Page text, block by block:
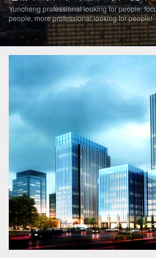
Yuncheng professional looking for people,
people, more professional looking for peoplel